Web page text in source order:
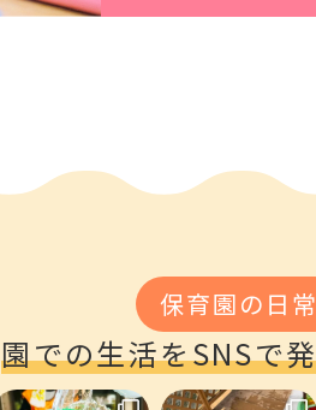
保育園の日
園での生活をSNSで